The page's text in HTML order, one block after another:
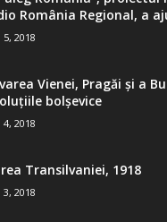
România Regional, a
5, 2018
Vienei, Pragăi şi a
bolşevice
4, 2018
Transilvaniei, 1918
3, 2018